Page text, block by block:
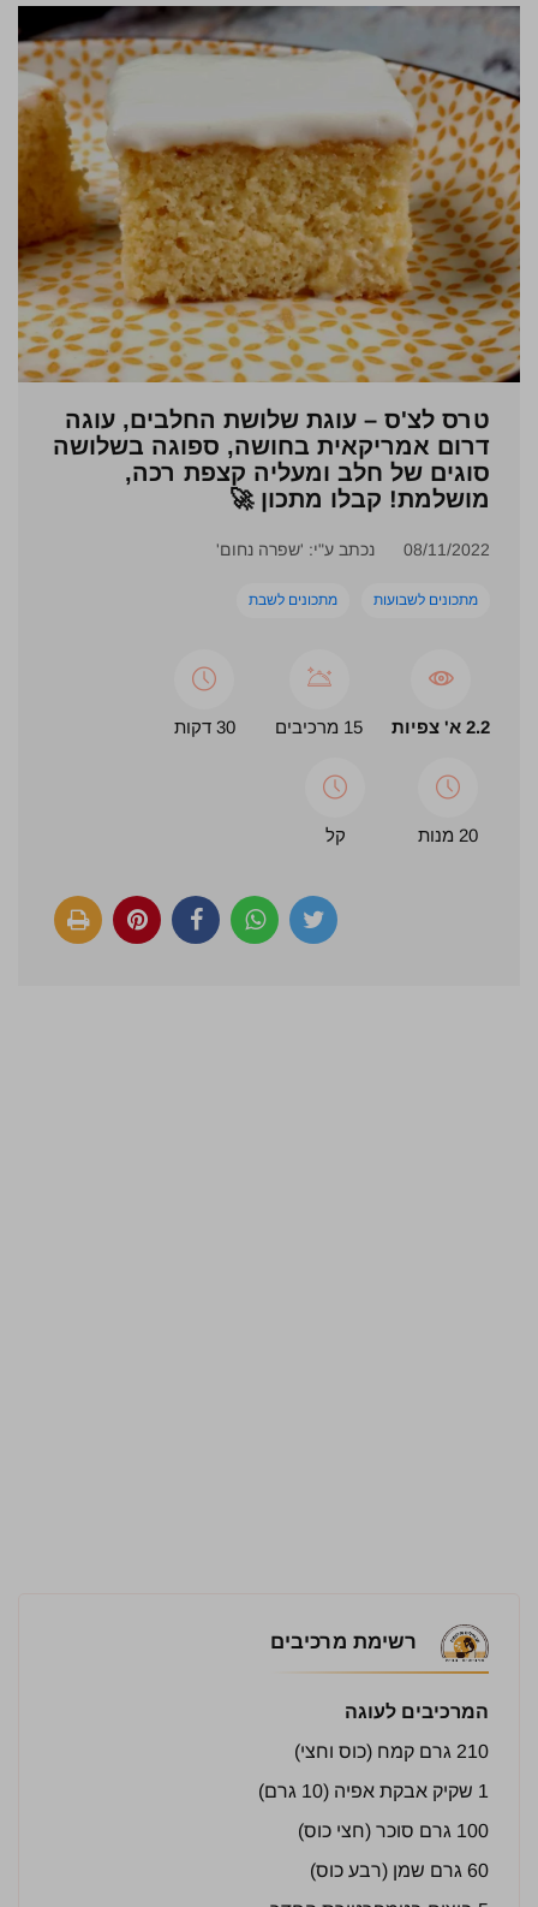
טרס לצ'ס – עוגת שלושת החלבים, עוגה
דרום אמריקאית בחושה, ספוגה בשלושה
סוגים של חלב ומעליה קצפת רכה,
מושלמת! קבלו מתכון 🚀
08/11/2022 נכתב ע"י: 'שפרה נחום'
מתכונים לשבועות מתכונים לשבת
2.2 א' צפיות 15 מרכיבים 30 דקות
20 מנות קל
רשימת מרכיבים
המרכיבים לעוגה
210 גרם קמח (כוס וחצי)
1 שקיק אבקת אפיה (10 גרם)
100 גרם סוכר (חצי כוס)
60 גרם שמן (רבע כוס)